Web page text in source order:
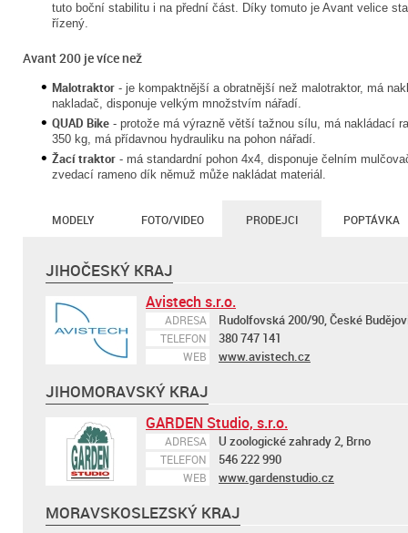
tuto boční stabilitu i na přední část. Díky tomuto je Avant velice
řízený.
Avant 200 je více než
Malotraktor - je kompaktnější a obratnější než malotraktor, má
nakladač, disponuje velkým množstvím nářadí.
QUAD Bike - protože má výrazně větší tažnou sílu, má nakládací
350 kg, má přídavnou hydrauliku na pohon nářadí.
Žací traktor - má standardní pohon 4x4, disponuje čelním
zvedací rameno dík němuž může nakládat materiál.
MODELY FOTO/VIDEO PRODEJCI POPTÁVKA
JIHOČESKÝ KRAJ
Avistech s.r.o.
ADRESA Rudolfovská 200/90, České
TELEFON 380 747 141
WEB www.avistech.cz
JIHOMORAVSKÝ KRAJ
GARDEN Studio, s.r.o.
ADRESA U zoologické zahrady 2, Brno
TELEFON 546 222 990
WEB www.gardenstudio.cz
MORAVSKOSLEZSKÝ KRAJ